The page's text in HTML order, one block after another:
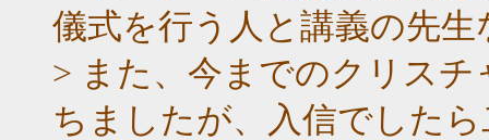
儀式を行う人と講義の先
> また、今までのクリス
ちましたが、入信でした